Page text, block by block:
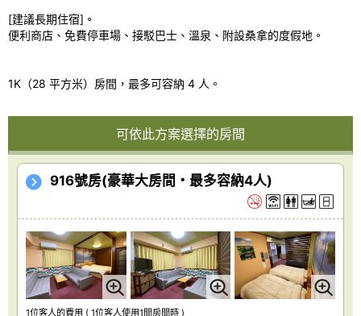
[建議長期住宿]。
便利商店、免費停車場、接駁巴士、溫泉、附設桑拿的度假地。
1K（28 平方米）房間，最多可容納 4 人。
可依此方案選擇的房間
916號房(豪華大房間・最多容納4人)
1位客人的費用 ( 1位客人使用1間房間時 )